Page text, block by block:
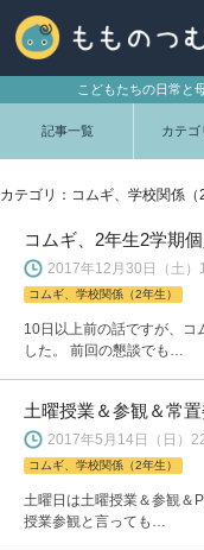
こどもたちの日常と
記事一覧 カテゴ
カテゴリ：コムギ、学校関係（
コムギ、2年生2学期
2017年12月30日（土
コムギ、学校関係（2年生）
10日以上前の話ですが、コ
した。 前回の懇談でも…
土曜授業＆参観＆常
2017年5月14日（日
コムギ、学校関係（2年生）
土曜日は土曜授業＆参観＆
授業参観と言っても…